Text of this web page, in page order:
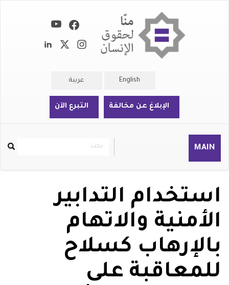
English عربية
الإبلاغ عن مخالفة التبرع الآن
MAIN
Rechercher
بحث
استخدام التدابير
الأمنية والاتهام
بالإرهاب كسلاح
للمعاقبة على